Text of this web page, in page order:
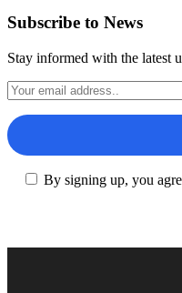
Subscribe to News
Stay informed with the latest
By signing up, you